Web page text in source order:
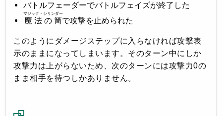
バトルフェーダーでバトルフェイズが終了した
魔法の筒
マジック・シリンダー
で攻撃を止められた
このようにダメージステップに入らなければ攻撃表
示のままになってしまいます。そのターン中にしか
攻撃力は上がらないため、次のターンには攻撃力0の
まま相手を待つしかありません。